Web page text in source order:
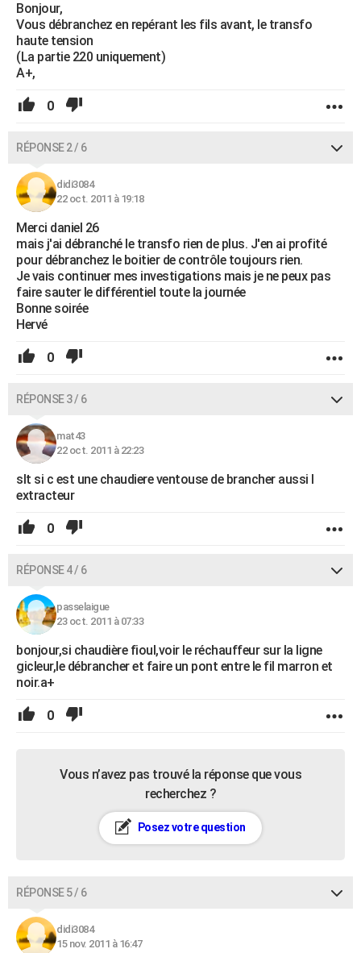
Bonjour,
Vous débranchez en repérant les fils avant, le transfo
haute tension
(La partie 220 uniquement)
A+,
0
RÉPONSE 2 / 6
didi3084
22 oct. 2011 à 19:18
Merci daniel 26
mais j'ai débranché le transfo rien de plus. J'en ai profité
pour débranchez le boitier de contrôle toujours rien.
Je vais continuer mes investigations mais je ne peux pas
faire sauter le différentiel toute la journée
Bonne soirée
Hervé
0
RÉPONSE 3 / 6
mat43
22 oct. 2011 à 22:23
slt si c est une chaudiere ventouse de brancher aussi l
extracteur
0
RÉPONSE 4 / 6
passelaigue
23 oct. 2011 à 07:33
bonjour,si chaudière fioul,voir le réchauffeur sur la ligne
gicleur,le débrancher et faire un pont entre le fil marron et
noir.a+
0
Vous n’avez pas trouvé la réponse que vous
recherchez ?
Posez votre question
RÉPONSE 5 / 6
didi3084
15 nov. 2011 à 16:47